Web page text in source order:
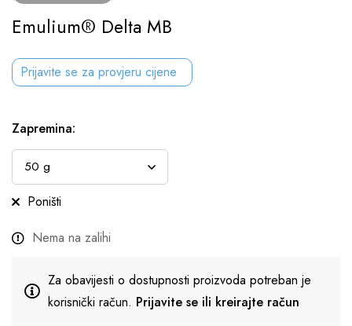
Emulium® Delta MB
Prijavite se za provjeru cijene
Zapremina:
Poništi
Nema na zalihi
Za obavijesti o dostupnosti proizvoda potreban je
korisnički račun. Prijavite se ili kreirajte račun